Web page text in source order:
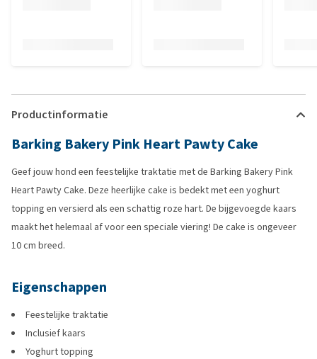
Productinformatie
Barking Bakery Pink Heart Pawty Cake
Geef jouw hond een feestelijke traktatie met de Barking Bakery Pink
Heart Pawty Cake. Deze heerlijke cake is bedekt met een yoghurt
topping en versierd als een schattig roze hart. De bijgevoegde kaars
maakt het helemaal af voor een speciale viering! De cake is ongeveer
10 cm breed.
Eigenschappen
Feestelijke traktatie
Inclusief kaars
Yoghurt topping